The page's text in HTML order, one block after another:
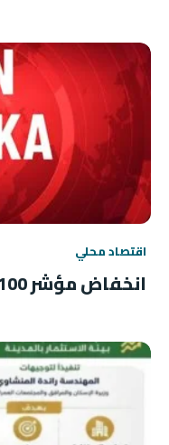
اقتصاد محلي
انخفاض مؤشر BIST 100 في بورصة إسطنبول